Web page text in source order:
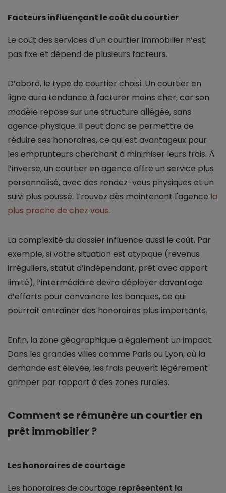
Facteurs influençant le coût du courtier
Le coût des services d’un courtier immobilier n’est
pas fixe et dépend de plusieurs facteurs.
D’abord, le type de courtier choisi. Un courtier en
ligne aura tendance à facturer moins cher, car son
modèle repose sur une structure allégée, sans
agence physique. Il peut donc se permettre de
réduire ses honoraires, ce qui est avantageux pour
les emprunteurs cherchant à minimiser leurs frais. À
l’inverse, un courtier en agence offre un service plus
personnalisé, avec des rendez-vous physiques et un
suivi plus poussé. Trouvez dès maintenant l'agence la
plus proche de chez vous.
La complexité du dossier influence aussi le coût. Par
exemple, si votre situation est atypique (revenus
irréguliers, statut d’indépendant, prêt avec apport
limité), l’intermédiaire devra déployer davantage
d’efforts pour convaincre les banques, ce qui
pourrait entraîner des honoraires plus importants.
Enfin, la zone géographique a également un impact.
Dans les grandes villes comme Paris ou Lyon, où la
demande est élevée, les frais peuvent légèrement
grimper par rapport à des zones rurales.
Comment se rémunère un courtier en
prêt immobilier ?
Les honoraires de courtage
Les honoraires de courtage représentent la